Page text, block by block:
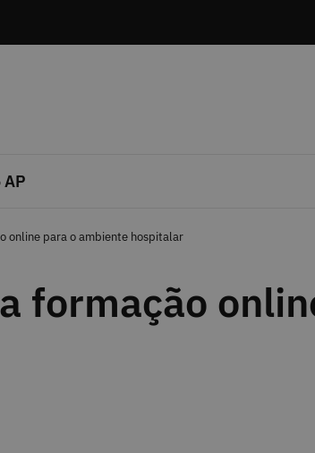
AP
online para o ambiente hospitalar
formação